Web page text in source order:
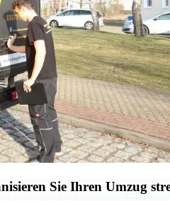
Sie Ihren Umzug